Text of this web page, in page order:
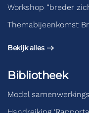
Workshop “breder
Themabijeenkomst
Bekijk alles
Bibliotheek
Model